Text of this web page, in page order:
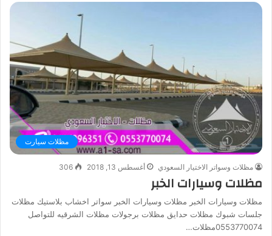
مظلات سيارت
مظلات وسواتر الاختيار السعودي أغسطس 13, 2018 306
مظلات وسيارات الخبر
مظلات وسيارات الخبر مظلات وسيارات الخبر سواتر اخشاب بلاستيك مظلات
جلسات شبوك مظلات حدايق مظلات برجولات مظلات الشرقيه للتواصل
0553770074مظلات…